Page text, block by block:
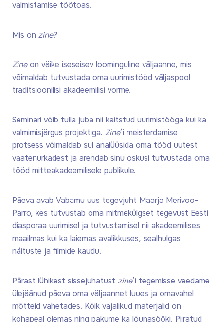
valmistamise töötoas.
Mis on zine?
Zineon väike iseseisev loominguline väljaanne, mis
võimaldab tutvustada oma uurimistööd väljaspool
traditsioonilisi akadeemilisi vorme.
Seminari võib tulla juba nii kaitstud uurimistööga kui ka
valmimisjärgus projektiga. Zine’i meisterdamise
protsess võimaldab sul analüüsida oma tööd uutest
vaatenurkadest ja arendab sinu oskusi tutvustada oma
tööd mitteakadeemilisele publikule.
Päeva avab Vabamu uus tegevjuht Maarja Merivoo-
Parro, kes tutvustab oma mitmekülgset tegevust Eesti
diasporaa uurimisel ja tutvustamisel nii akadeemilises
maailmas kui ka laiemas avalikkuses, sealhulgas
näituste ja filmide kaudu.
Pärast lühikest sissejuhatust zine’i tegemisse veedame
ülejäänud päeva oma väljaannet luues ja omavahel
mõtteid vahetades. Kõik vajalikud materjalid on
kohapeal olemas ning pakume ka lõunasööki. Piiratud